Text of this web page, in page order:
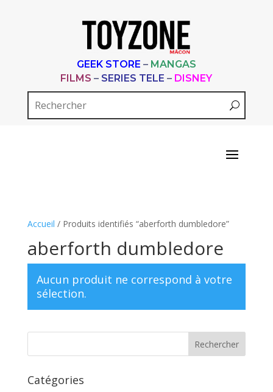
GEEK STORE – MANGAS
FILMS – SERIES TELE – DISNEY
Accueil / Produits identifiés “aberforth dumbledore”
aberforth dumbledore
Aucun produit ne correspond à votre
sélection.
Catégories